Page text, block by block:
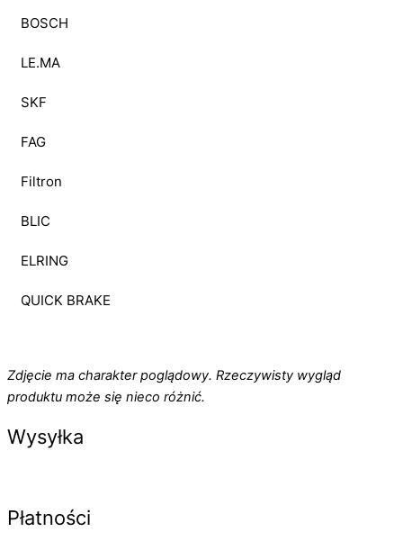
BOSCH
LE.MA
SKF
FAG
Filtron
BLIC
ELRING
QUICK BRAKE
Zdjęcie ma charakter poglądowy. Rzeczywisty wygląd
produktu może się nieco różnić.
Wysyłka
Płatności